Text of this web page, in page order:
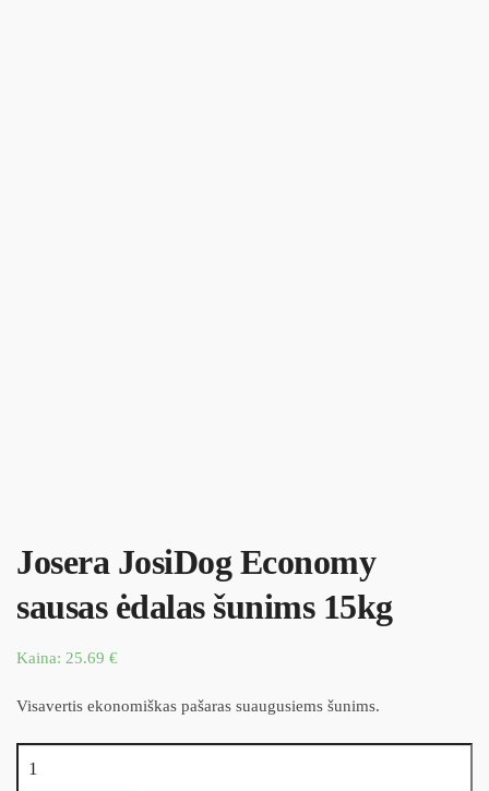
Josera JosiDog Economy
sausas ėdalas šunims 15kg
Kaina: 25.69 €
Visavertis ekonomiškas pašaras suaugusiems šunims.